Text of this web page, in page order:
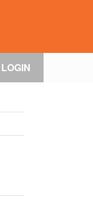
LOGIN